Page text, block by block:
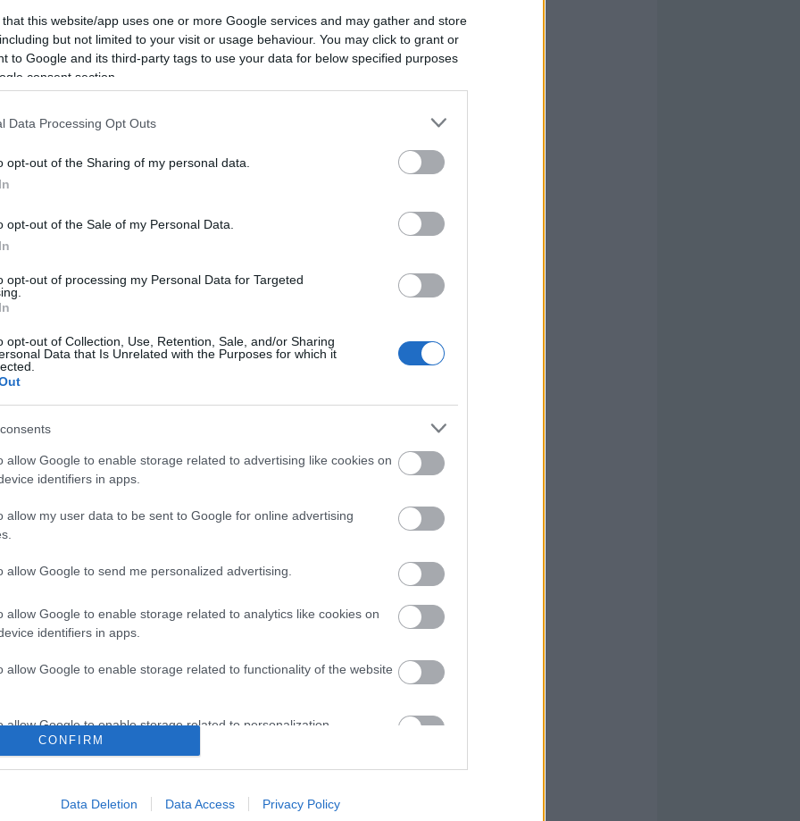
that this website/app uses one or more Google services and may gather and store
but not limited to your visit or usage behaviour. You may click to grant or
to Google and its third-party tags to use your data for below specified purposes
consent section.
Data Processing Opt Outs
opt-out of the Sharing of my personal data.
opt-out of the Sale of my Personal Data.
opt-out of processing my Personal Data for Targeted
opt-out of Collection, Use, Retention, Sale, and/or Sharing
Data that Is Unrelated with the Purposes for which it
allow Google to enable storage related to advertising like cookies on
identifiers in apps.
allow my user data to be sent to Google for online advertising
allow Google to send me personalized advertising.
allow Google to enable storage related to analytics like cookies on
identifiers in apps.
allow Google to enable storage related to functionality of the website
allow Google to enable storage related to personalization.
allow Google to enable storage related to security, including
CONFIRM
Data Deletion Data Access Privacy Policy
en el mercado jugadores que puedan dar buen
en este artículo varios de ellos. ¡Por menos de
centrocampista, 1.020.000, 5 puntos)
pasado y el lunes ya tuvo sus primeros
duelo ante el Sevilla. El jugador cedido por la
en un partido nada fácil para los suyos, ya que
realizó 2 regates con éxito, ganó 3 duelos
un 7.0 en SofaScore y 5 puntos Comunio.
que le dio a Iraola en el Mirandés (15 goles, 9
con un puesto en el equipo titular y cuesta
1.280.000, 7 puntos)
valioso empate en el feudo del Villarreal. Uno de
fue Maxime Gonalons, la extensión del
un 7.5 en
o 3 regates completados.
para los nazaríes siempre que las lesiones
1,3 millones, un valor muy bajo para un jugador
la jornada 1
tuvieron que ser sustituidos por problemas
la primera jornada. Repasamos la lista de jugadores
8 puntos)
con respecto a sus porteros: Rulli jugará